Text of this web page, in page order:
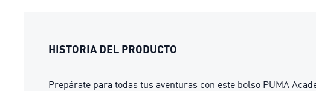
HISTORIA DEL PRODUCTO
Prepárate para todas tus aventuras con este bolso PUMA